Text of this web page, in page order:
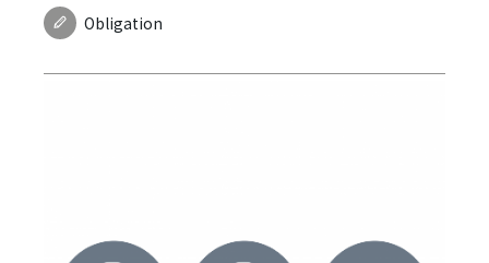
Obligation